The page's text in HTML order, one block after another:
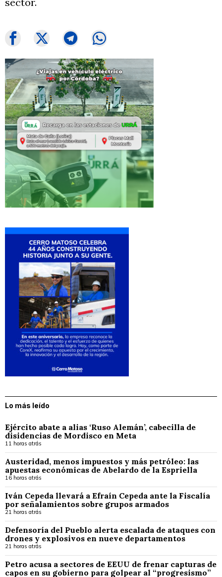
Lo más leído
Ejército abate a alias ‘Ruso Alemán’, cabecilla de
disidencias de Mordisco en Meta
11 horas atrás
Austeridad, menos impuestos y más petróleo: las
apuestas económicas de Abelardo de la Espriella
16 horas atrás
Iván Cepeda llevará a Efraín Cepeda ante la Fiscalía
por señalamientos sobre grupos armados
21 horas atrás
Defensoría del Pueblo alerta escalada de ataques con
drones y explosivos en nueve departamentos
21 horas atrás
Petro acusa a sectores de EEUU de frenar capturas de
capos en su gobierno para golpear al “progresismo”